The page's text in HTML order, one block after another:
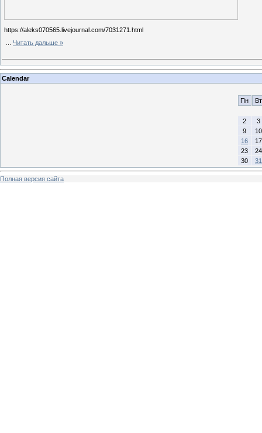
https://aleks070565.livejournal.com/7031271.html
Читать дальше »
Calendar
Пн Вт
2
3
9
10
16
17
23
24
30
31
Полная версия сайта